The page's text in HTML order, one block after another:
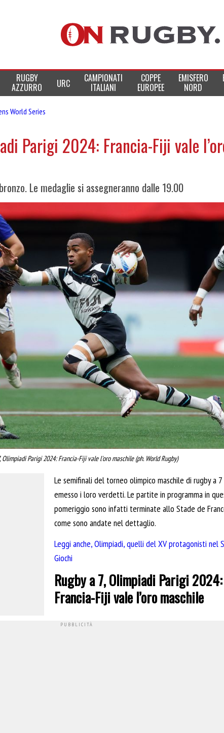
RUGBY
AZZURRO URC CAMPIONATI
ITALIANI
COPPE
EUROPEE
EMISFERO
NORD
World Series
Parigi 2024: Francia-Fiji vale
Le medaglie si assegneranno dalle 19.00
Olimpiadi Parigi 2024: Francia-Fiji vale l'oro maschile (ph. World Rugby)
Le semifinali del torneo olimpico maschile di rugby a 7
emesso i loro verdetti. Le partite in programma in
pomeriggio sono infatti terminate allo Stade de
come sono andate nel dettaglio.
Leggi anche, Olimpiadi, quelli del XV protagonisti nel
Giochi
Rugby a 7, Olimpiadi Parigi 2024:
Francia-Fiji vale l’oro maschile